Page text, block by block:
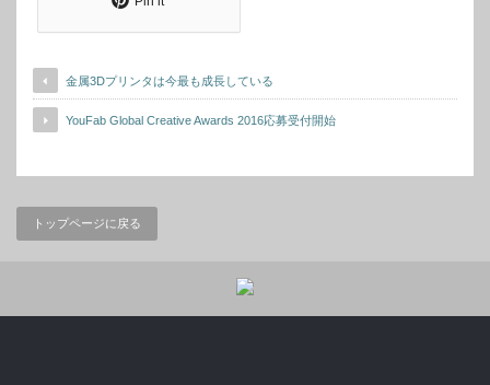
金属3Dプリンタは今最も成長している
YouFab Global Creative Awards 2016応募受付開始
トップページに戻る